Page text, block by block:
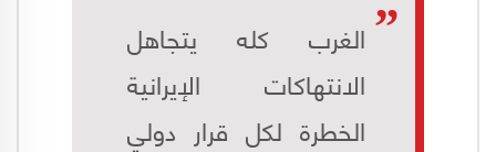
الغرب كله يتجاهل
الانتهاكات الإيرانية
الخطرة لكل قرار دولي